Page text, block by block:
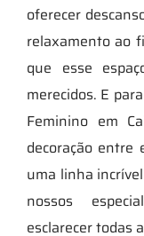
oferecer
relaxamento ao
que esse
merecidos. E
Feminino em
decoração entre
uma linha
nossos
esclarecer todas